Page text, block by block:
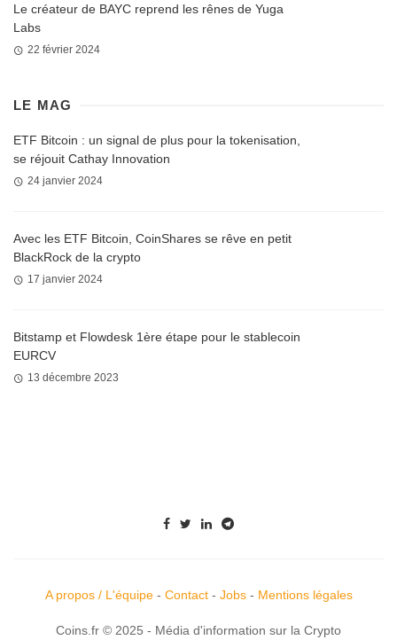
Le créateur de BAYC reprend les rênes de Yuga
Labs
22 février 2024
LE MAG
ETF Bitcoin : un signal de plus pour la tokenisation,
se réjouit Cathay Innovation
24 janvier 2024
Avec les ETF Bitcoin, CoinShares se rêve en petit
BlackRock de la crypto
17 janvier 2024
Bitstamp et Flowdesk 1ère étape pour le stablecoin
EURCV
13 décembre 2023
A propos / L'équipe- Contact- Jobs- Mentions légales
Coins.fr © 2025 - Média d'information sur la Crypto